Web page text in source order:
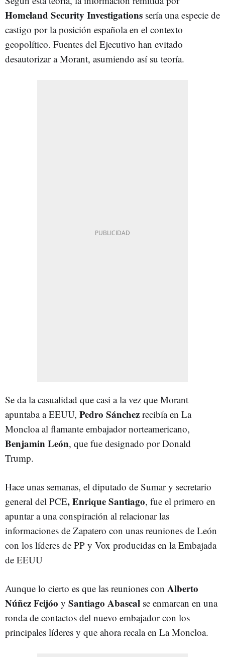
Homeland Security Investigations sería una especie de
castigo por la posición española en el contexto
geopolítico. Fuentes del Ejecutivo han evitado
desautorizar a Morant, asumiendo así su teoría.
Se da la casualidad que casi a la vez que Morant
apuntaba a EEUU, Pedro Sánchez recibía en La
Moncloa al flamante embajador norteamericano,
Benjamin León, que fue designado por Donald
Trump.
Hace unas semanas, el diputado de Sumar y secretario
general del PCE, Enrique Santiago, fue el primero en
apuntar a una conspiración al relacionar las
informaciones de Zapatero con unas reuniones de León
con los líderes de PP y Vox producidas en la Embajada
de EEUU
Aunque lo cierto es que las reuniones con Alberto
Núñez Feijóo y Santiago Abascal se enmarcan en una
ronda de contactos del nuevo embajador con los
principales líderes y que ahora recala en La Moncloa.